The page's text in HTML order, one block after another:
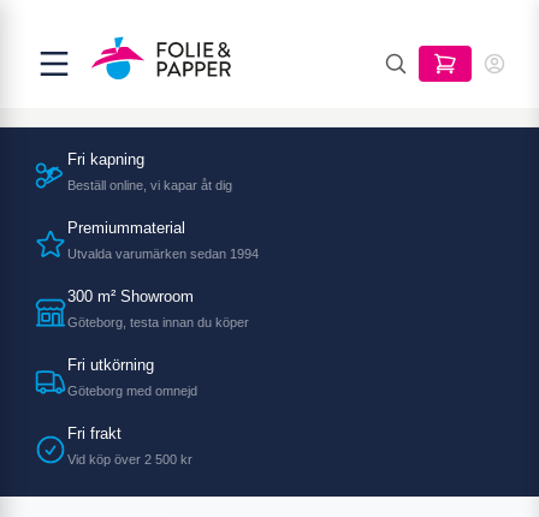
Fri kapning
Beställ online, vi kapar åt dig
Premiummaterial
Utvalda varumärken sedan 1994
300 m² Showroom
Göteborg, testa innan du köper
Fri utkörning
Göteborg med omnejd
Fri frakt
Vid köp över 2 500 kr